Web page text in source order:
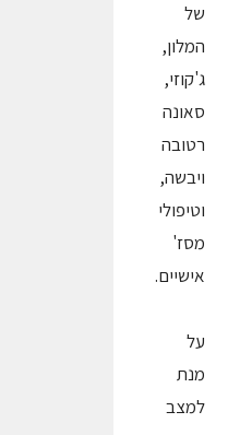
של
המלון,
ג'קוזי,
סאונה
רטובה
ויבשה,
וטיפולי
מסז'
אישיים.
על
מנת
למצב